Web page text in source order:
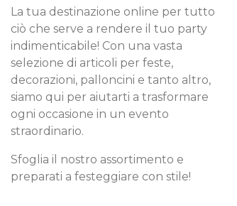
La tua destinazione online per tutto
ciò che serve a rendere il tuo party
indimenticabile! Con una vasta
selezione di articoli per feste,
decorazioni, palloncini e tanto altro,
siamo qui per aiutarti a trasformare
ogni occasione in un evento
straordinario.
Sfoglia il nostro assortimento e
preparati a festeggiare con stile!